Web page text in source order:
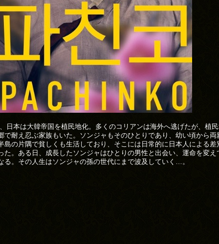
日本は大韓帝国を植民地化。多くのコリアンは海外へ逃げたが、植
で耐え忍ぶ家族もいた。ソンジャもそのひとりであり、幼い頃から両
島の片隅で貧しくも生活しており、そこには日常的に日本人による差
た。ある日、成長したソンジャはひとりの男性と出会い、運命を変え
る。その人生はソンジャの孫の世代にまで波及していく…。